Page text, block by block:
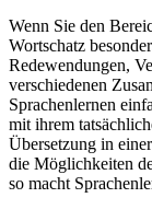
Wenn Sie den
Wortschatz
Redewendungen,
verschiedenen
Sprachenlernen
mit ihrem
Übersetzung in
die Möglichkeiten
so macht